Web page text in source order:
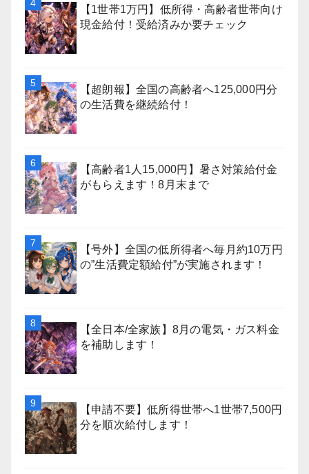
【1世帯1万円】低所得・高齢者世帯向け
現金給付！受給済みか要チェック
【超朗報】全国の高齢者へ125,000円分
の生活費を継続給付！
【高齢者1人15,000円】暑さ対策給付金
がもらえます！8月末まで
【号外】全国の低所得者へ毎月約10万円
の”生活費定額給付”が実施されます！
【全日本/全家族】8月の電気・ガス料金
を補助します！
【申請不要】低所得世帯へ1世帯7,500円
分を順次給付します！